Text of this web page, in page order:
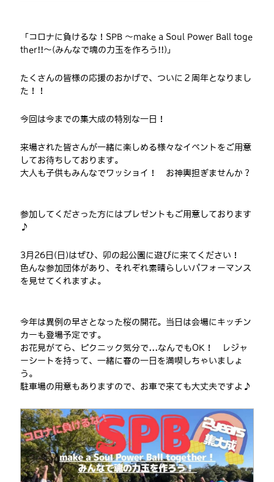
「コロナに負けるな！ SPB ～make a Soul Power Ball toge
ther!!～(みんなで魂の力玉を作ろう!!)」
たくさんの皆様の応援のおかげで、ついに２周年となりまし
た！！
今回は今までの集大成の特別な一日！
来場された皆さんが一緒に楽しめる様々なイベントをご用意
してお待ちしております。
大人も子供もみんなでワッショイ！ お神輿担ぎませんか？
参加してくださった方にはプレゼントもご用意しております
♪
3月26日(日)はぜひ、卯の起公園に遊びに来て ください！
色んな参加団体があり、それぞれ素晴らしいパフォーマンス
を見せてくれますよ。
今年は異例の早さとなった桜の開花。当日は会場にキッチン
カーも登場予定です。
お花見がてら、ピクニック気分で...なんでもOK！ レジャ
ーシートを持って、一緒に春の一日を満喫しちゃいましょ
う。
駐車場の用意もありますので、お車で来ても大丈夫ですよ♪